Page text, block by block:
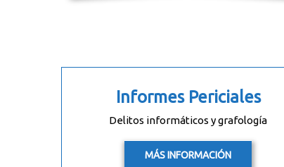
Informes Periciales
Delitos informáticos y grafología
MÁS INFORMACIÓN